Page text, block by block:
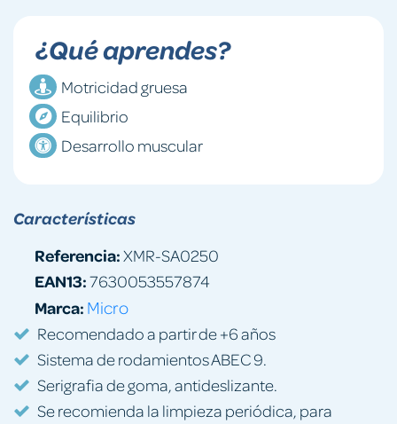
¿Qué aprendes?
Motricidad gruesa
Equilibrio
Desarrollo muscular
Características
Referencia:XMR-SA0250
EAN13:7630053557874
Marca: Micro
Recomendado a partir de +6 años
Sistema de rodamientos ABEC 9.
Serigrafia de goma, antideslizante.
Se recomienda la limpieza periódica, para